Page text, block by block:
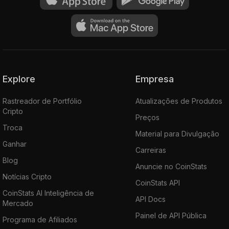
Explore
Rastreador de Portfólio
Cripto
Troca
Ganhar
Blog
Notícias Cripto
CoinStats AI Inteligência de
Mercado
Programa de Afiliados
Empresa
Atualizações de Produtos
Preços
Material para Divulgação
Carreiras
Anuncie no CoinStats
CoinStats API
API Docs
Painel de API Pública